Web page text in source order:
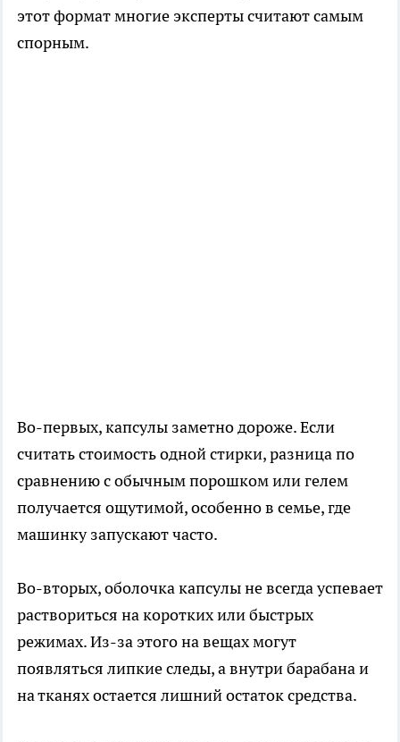
этот формат многие эксперты считают самым
спорным.
Во-первых, капсулы заметно дороже. Если
считать стоимость одной стирки, разница по
сравнению с обычным порошком или гелем
получается ощутимой, особенно в семье, где
машинку запускают часто.
Во-вторых, оболочка капсулы не всегда успевает
раствориться на коротких или быстрых
режимах. Из-за этого на вещах могут
появляться липкие следы, а внутри барабана и
на тканях остается лишний остаток средства.